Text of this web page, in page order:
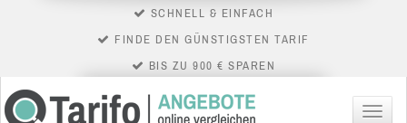
SCHNELL & EINFACH
FINDE DEN GÜNSTIGSTEN TARIF
BIS ZU 900 € SPAREN
Menü